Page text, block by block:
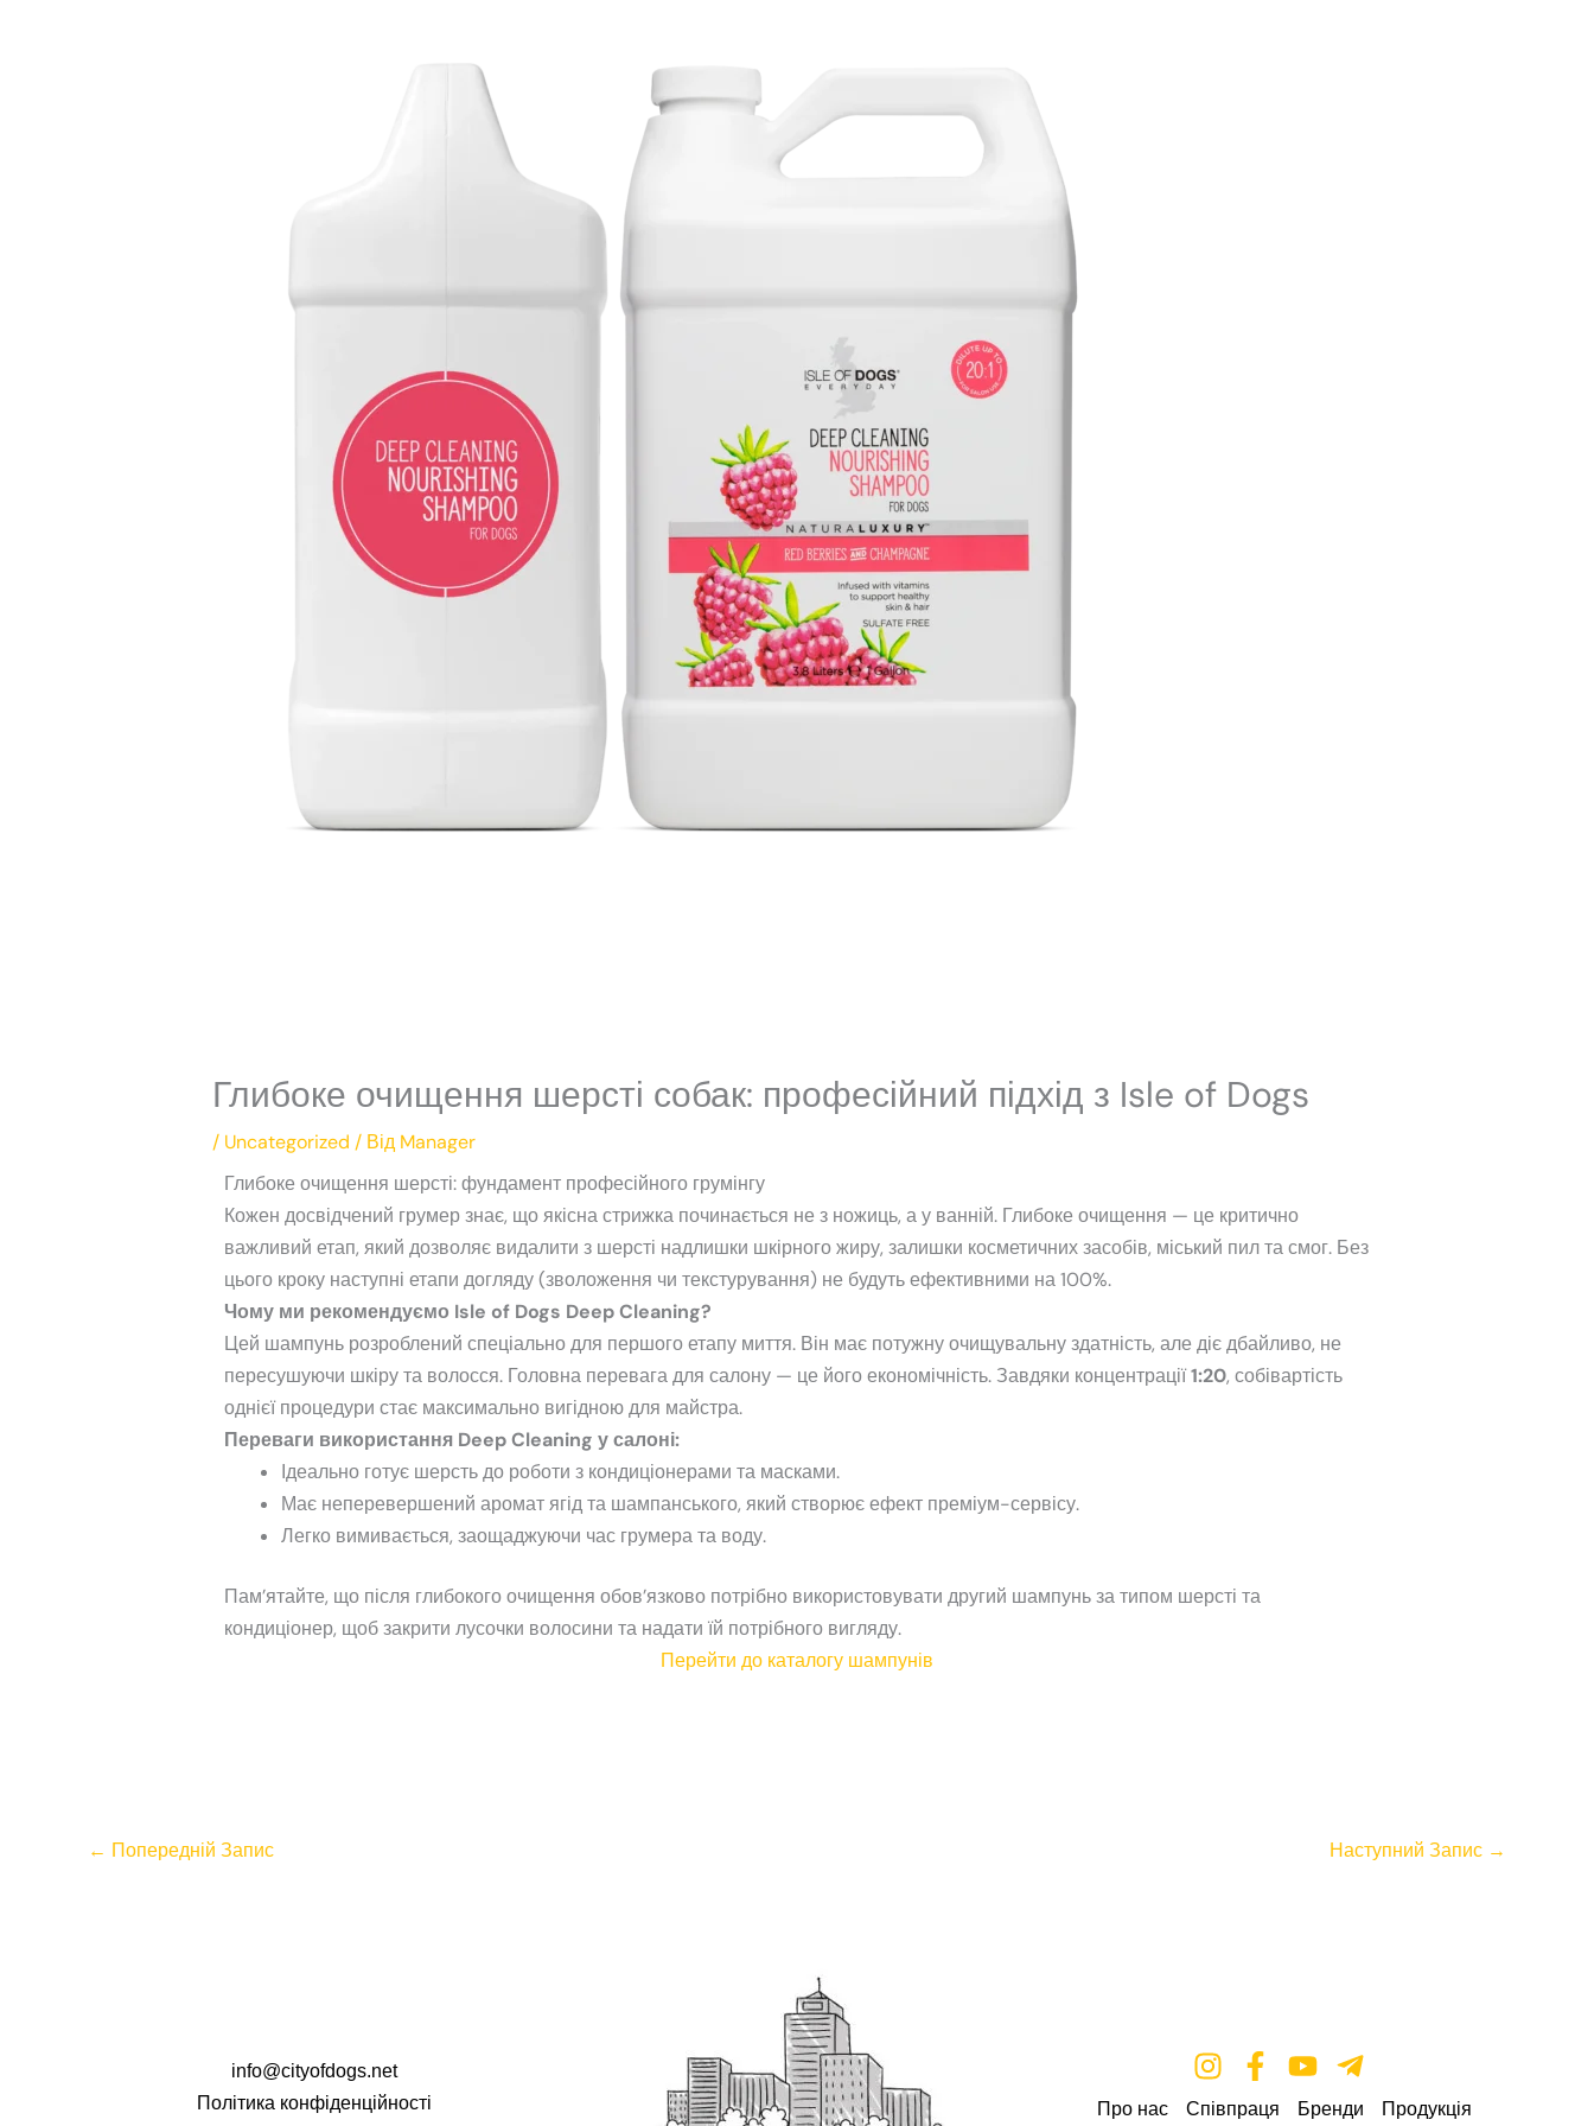
Глибоке очищення шерсті собак: професійний підхід з Isle of Dogs
/ Uncategorized / Від Manager
Глибоке очищення шерсті: фундамент професійного грумінгу
Кожен досвідчений грумер знає, що якісна стрижка починається не з ножиць, а у ванній. Глибоке очищення — це критично
важливий етап, який дозволяє видалити з шерсті надлишки шкірного жиру, залишки косметичних засобів, міський пил та смог. Без
цього кроку наступні етапи догляду (зволоження чи текстурування) не будуть ефективними на 100%.
Чому ми рекомендуємо Isle of Dogs Deep Cleaning?
Цей шампунь розроблений спеціально для першого етапу миття. Він має потужну очищувальну здатність, але діє дбайливо, не
пересушуючи шкіру та волосся. Головна перевага для салону — це його економічність. Завдяки концентрації1:20, собівартість
однієї процедури стає максимально вигідною для майстра.
Переваги використання Deep Cleaning у салоні:
Ідеально готує шерсть до роботи з кондиціонерами та масками.
Має неперевершений аромат ягід та шампанського, який створює ефект преміум-сервісу.
Легко вимивається, заощаджуючи час грумера та воду.
Пам’ятайте, що після глибокого очищення обов’язково потрібно використовувати другий шампунь за типом шерсті та
кондиціонер, щоб закрити лусочки волосини та надати їй потрібного вигляду.
Перейти до каталогу шампунів
← Попередній Запис Наступний Запис →
info@cityofdogs.net
Політика конфіденційності
Про нас Співпраця Бренди Продукція